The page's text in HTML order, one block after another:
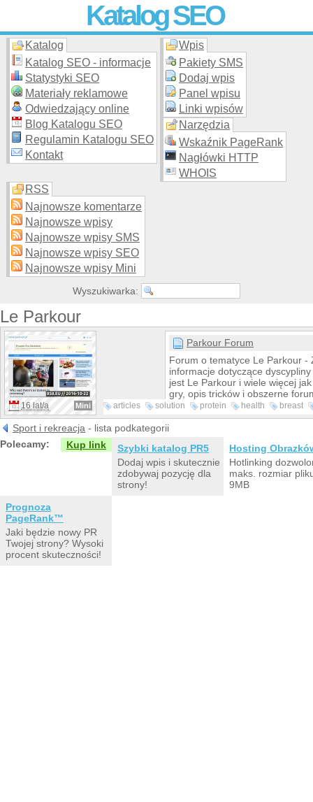
Katalog SEO
Skuteczna i promocja stron WWW –
moderowanego katalogu za darmo!
Katalog
Katalog SEO - informacje
Statystyki SEO
Materiały reklamowe
Odwiedzający online
Blog Katalogu SEO
Regulamin Katalogu SEO
Kontakt
Wpis
Pakiety SMS
Dodaj wpis
Panel wpisu
Linki wpisów
Narzędzia
Wskaźnik PageRank
Nagłówki HTTP
WHOIS
RSS
Najnowsze komentarze
Najnowsze wpisy
Najnowsze wpisy SMS
Najnowsze wpisy SEO
Najnowsze wpisy Mini
Wyszukiwarka:
Le Parkour
16 lat/a Mini
Parkour Forum
Forum o tematyce Le Parkour -
informacje dotyczące
jest Le Parkour i wiele więcej
gry, opis tricków i obszerne
articles solution protein health
breast
options
death
Sport i rekreacja - lista podkategorii
Polecamy:
Kup link
Szybki katalog PR5
Dodaj wpis i skutecznie
zdobywaj pozycję dla
strony!
Hosting
Hotlinking
maks. rozmiar
9MB
Prognoza
PageRank™
Jaki będzie nowy PR
Twojej strony? Wysoki
procent skuteczności!